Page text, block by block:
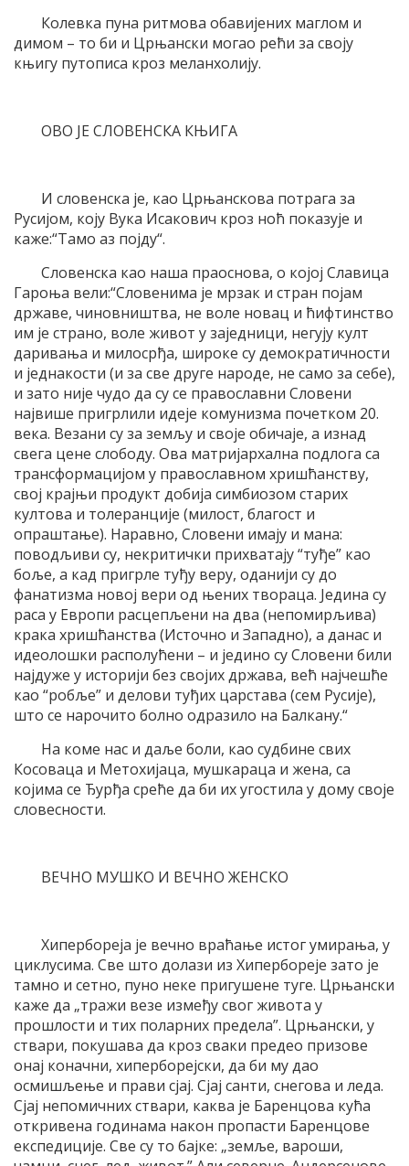
Колевка пуна ритмова обавијених маглом и
димом – то би и Црњански могао рећи за своју
књигу путописа кроз меланхолију.
ОВО ЈЕ СЛОВЕНСКА КЊИГА
И словенска је, као Црњанскова потрага за
Русијом, коју Вука Исакович кроз ноћ показује и
каже:“Тамо аз појду“.
Словенска као наша праоснова, о којој Славица
Гароња вели:“Словенима је мрзак и стран појам
државе, чиновништва, не воле новац и ћифтинство
им је страно, воле живот у заједници, негују култ
даривања и милосрђа, широке су демократичности
и једнакости (и за све друге народе, не само за себе),
и зато није чудо да су се православни Словени
највише пригрлили идеје комунизма почетком 20.
века. Везани су за земљу и своје обичаје, а изнад
свега цене слободу. Ова матријархална подлога са
трансформацијом у православном хришћанству,
свој крајњи продукт добија симбиозом старих
култова и толеранције (милост, благост и
опраштање). Наравно, Словени имају и мана:
поводљиви су, некритички прихватају “туђе” као
боље, а кад пригрле туђу веру, оданији су до
фанатизма новој вери од њених твораца. Једина су
раса у Европи расцепљени на два (непомирљива)
крака хришћанства (Источно и Западно), а данас и
идеолошки располућени – и једино су Словени били
најдуже у историји без својих држава, већ најчешће
као “робље” и делови туђих царстава (сем Русије),
што се нарочито болно одразило на Балкану.“
На коме нас и даље боли, као судбине свих
Косоваца и Метохијаца, мушкараца и жена, са
којима се Ђурђа среће да би их угостила у дому своје
словесности.
ВЕЧНО МУШКО И ВЕЧНО ЖЕНСКО
Хипербореја је вечно враћање истог умирања, у
циклусима. Све што долази из Хипербореје зато је
тамно и сетно, пуно неке пригушене туге. Црњански
каже да „тражи везе између свог живота у
прошлости и тих поларних предела”. Црњански, у
ствари, покушава да кроз сваки предео призове
онај коначни, хиперборејски, да би му дао
осмишљење и прави сјај. Сјај санти, снегова и леда.
Сјај непомичних ствари, каква је Баренцова кућа
откривена годинама након пропасти Баренцове
експедиције. Све су то бајке: „земље, вароши,